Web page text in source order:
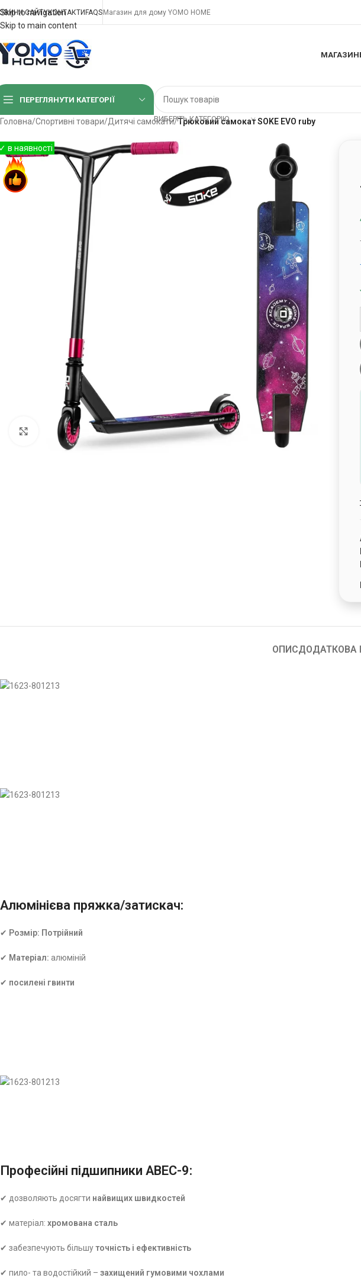
Skip to navigation
Skip to main content
САЙТУКОНТАКТИFAQSМагазин для дому YOMO HOME
МАГАЗИН
ПЕРЕГЛЯНУТИ КАТЕГОРІЇ
ВИБЕРІТЬ КАТЕГОРІЮ
Головна/Спортивні товари/Дитячі самокати/Трюковий самокат SOKE EVO ruby
Клацніть, щоб збільшити
ОПИСДОДАТКОВА
Алюмінієва пряжка/затискач:
✔ Розмір: Потрійний
✔ Матеріал: алюміній
✔ посилені гвинти
Професійні підшипники ABEC-9:
✔ дозволяють досягти найвищих швидкостей
✔ матеріал: хромована сталь
✔ забезпечують більшуточність і ефективність
✔ пило- та водостійкий – захищений гумовими чохлами